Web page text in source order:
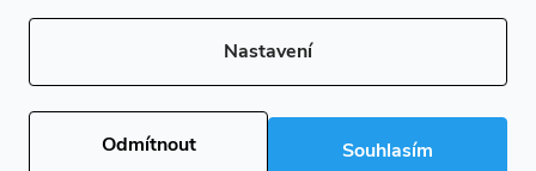
Nastavení
Odmítnout Souhlasím
Copyright 2026Rockfast.cz. Všechna práva vyhrazena.Upravit nastavení
cookies